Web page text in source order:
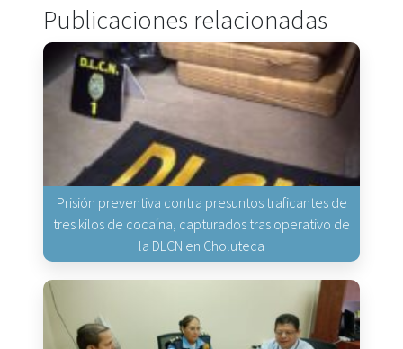
Publicaciones relacionadas
Prisión preventiva contra presuntos traficantes de
tres kilos de cocaína, capturados tras operativo de
la DLCN en Choluteca